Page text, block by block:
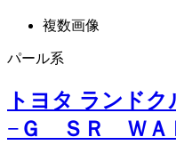
複数画像
パール系
トヨタ ランド
−Ｇ ＳＲ ＷＡ